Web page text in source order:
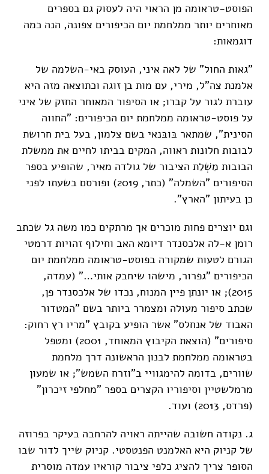
הפוסט-טראומה מן הראוי היה לעסוק גם בספרים
מאוחרים יותר ממלחמת יום הכיפורים צפונה, הנה כמה
דוגמאות:
"גאות החול" של לאה איני, העוסק באי-השלמה של
אלמנת צה"ל, מירי, עם מות בן זוגה וכתוצאה מזה היא
עוברת לגור על קברו; או הסיפור המאוחר החזק של איני
על פוסט-טראומה ממלחמת יום הכיפורים: "החווה
הסינית", שמתאר בּובּנאי בשם צלמון, בעל בית חרושת
לבובות חלונות ראווה, המקים בביתו לחיים את ממשלת
הבובות מַשְׁלַת הציבור של גולדה מאיר, שהופיע בספר
הסיפורים "השמלה" (כתר, 2019) ופורסם בשעתו לפני
כן בעיתון "הארץ".
וגם יוצרים פחות מוכרים אך מרתקים כמו משה גל שכתב
רומן א-לה אלכסנדר דיומא האב וחילוף זהויות דרמטי
הגורם לטעות שמקורה בפוסט-טראומה ממלחמת יום
הכיפורים "גפרור, מישהו שיחבק אותי…" (עמדה,
2015); או יונתן פיין המנוח, נכדו של אלכסנדר פן,
שכתב סיפור מעולה ומצמרר ביותר בשם "המטדור
האבוד של אנחלס" אשר הופיע בקובץ "מריו רץ רחוק:
סיפורים" (הוצאת הקיבוץ המאוחד, 2001) ומטפל
בטראומה ממלחמת לבנון הראשונה דרך מלחמת
שוורים, בדומה להימגוויי ב"וזרח השמש"; או שמעון
מרמלשטיין וסיפוריו הקצרים בספר "מחלפי זיכרון"
(פרדס, 2013) ועוד.
ג. נקודה חשובה שהייתה ראויה להרחבה בעיקר בפרוזה
של קניוק היא האלמנט הפנטסטי. קניוק שייך לדור שבו
הסופר צריך להציג כלפי ציבור קוראיו עמדה מוסרית